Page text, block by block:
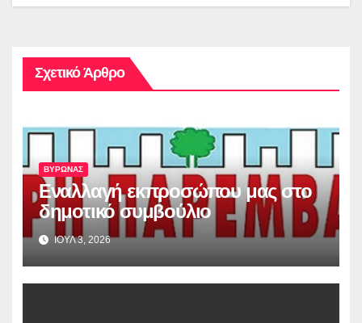
Σχετικό Άρθρο
ΒΥΡΩΝΑΣ
Εναλλαγή εκπροσώπου μας στο
δημοτικό συμβούλιο
ΙΟΥΛ 3, 2026